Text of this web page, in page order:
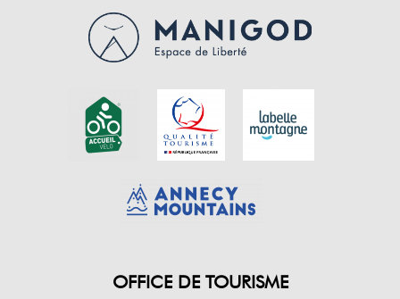
OFFICE DE TOURISME